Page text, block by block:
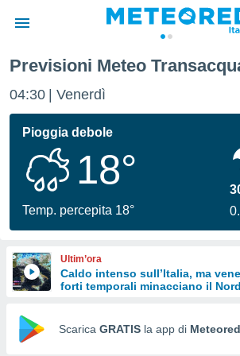
di
per
le
di
Web
Previsioni Meteo
04:30 Venerdì
Pioggia debole
18°
Temp. percepita 18°
Ultim’ora
Caldo intenso sull’Italia, ma
forti temporali minacciano il Nord
Scarica GRATIS la app di